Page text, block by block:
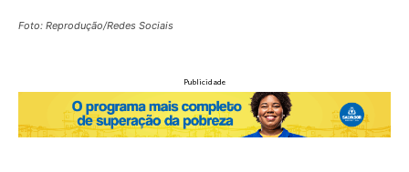
Foto: Reprodução/Redes Sociais
Publicidade